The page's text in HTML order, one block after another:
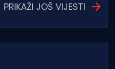
PRIKAŽI JOŠ VIJESTI